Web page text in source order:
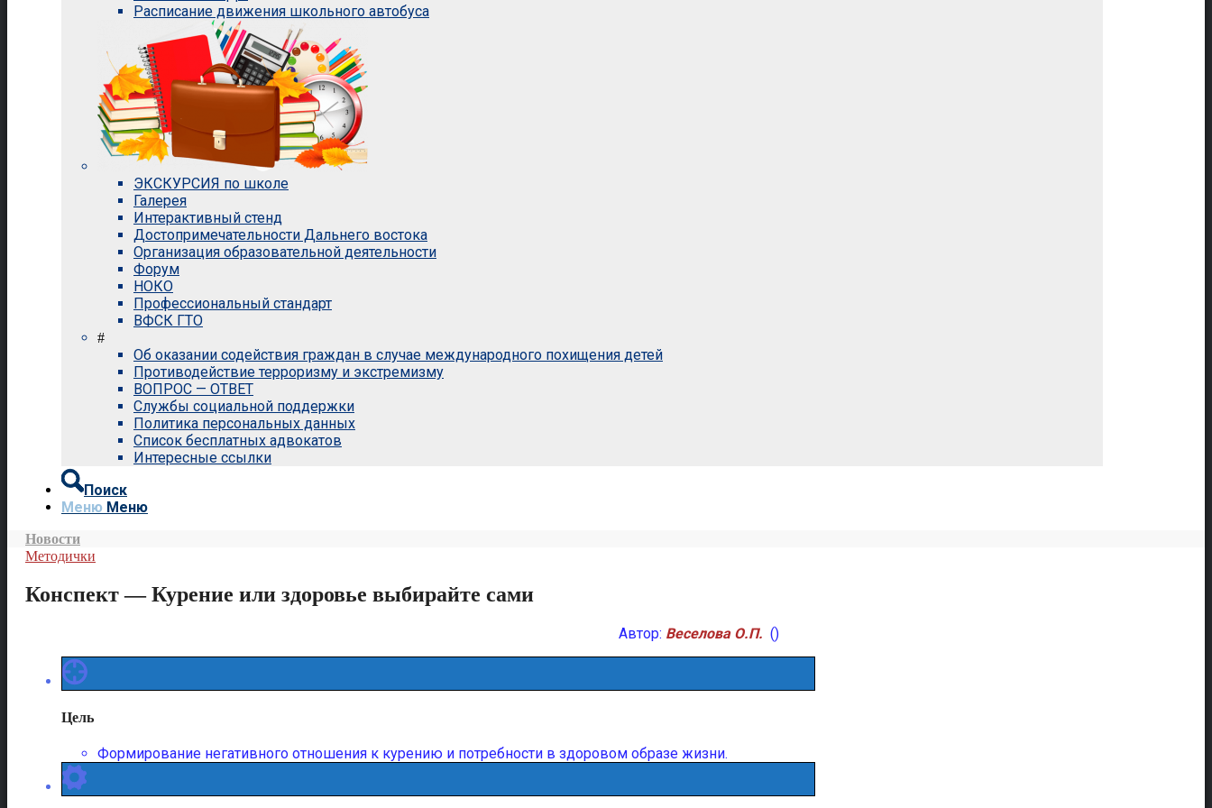
Расписание движения школьного автобуса
ЭКСКУРСИЯ по школе
Галерея
Интерактивный стенд
Достопримечательности Дальнего востока
Организация образовательной деятельности
Форум
НОКО
Профессиональный стандарт
ВФСК ГТО
#
Об оказании содействия граждан в случае международного похищения детей
Противодействие терроризму и экстремизму
ВОПРОС — ОТВЕТ
Службы социальной поддержки
Политика персональных данных
Список бесплатных адвокатов
Интересные ссылки
Поиск
Меню Меню
Новости
Методички
Конспект — Курение или здоровье выбирайте сами
Автор: Веселова О.П. ()
Цель
Формирование негативного отношения к курению и потребности в здоровом образе жизни.